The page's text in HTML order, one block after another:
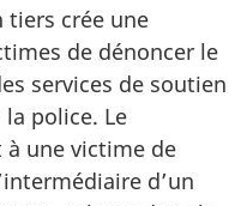
tiers crée une
de dénoncer le
services de soutien
police. Le
une victime de
d’un